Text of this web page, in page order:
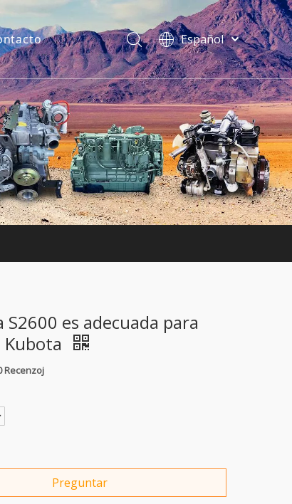
Español
فارسی
Bahasa
indonesia
Türk dili
ไทย
Italiano
Deutsch
Português
Pусский
English
S2600 es adecuada para
Recenzoj
Preguntar